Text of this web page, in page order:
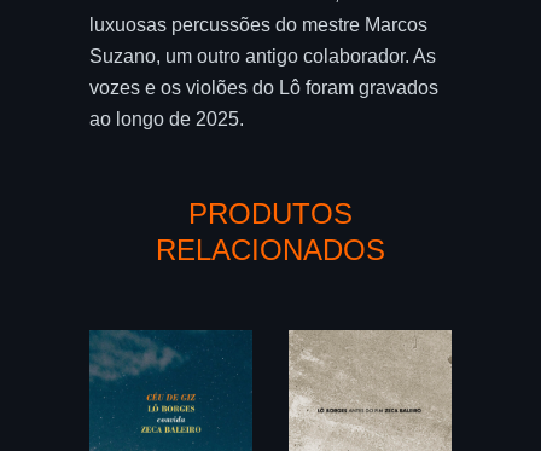
luxuosas percussões do mestre Marcos
Suzano, um outro antigo colaborador. As
vozes e os violões do Lô foram gravados
ao longo de 2025.
PRODUTOS
RELACIONADOS